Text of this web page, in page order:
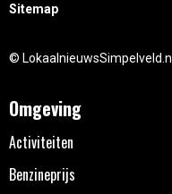
Sitemap
© LokaalnieuwsSimpelveld.nl
Omgeving
Activiteiten
Benzineprijs